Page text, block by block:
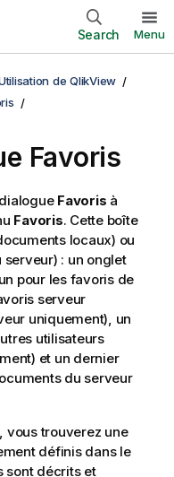
Search Menu
de QlikView
Favoris
Favoris à
Favoris. Cette boîte
locaux) ou
: un onglet
pour les favoris de
serveur
uniquement), un
utilisateurs
et un dernier
du serveur
vous trouverez une
définis dans le
sont décrits et